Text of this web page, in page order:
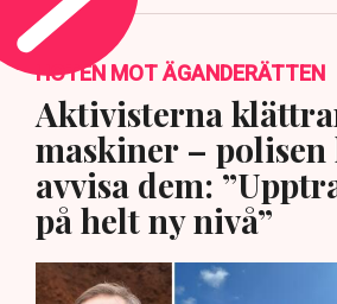
HOTEN MOT ÄGANDERÄTTEN
Aktivisterna
maskiner –
avvisa dem:
på helt ny nivå”